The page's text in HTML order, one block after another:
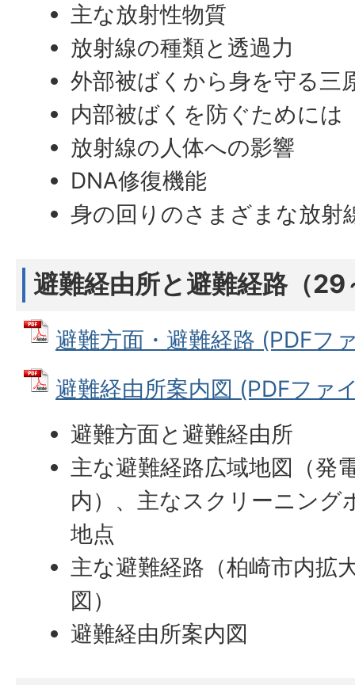
主な放射性物質
放射線の種類と透過力
外部被ばくから身を守る三
内部被ばくを防ぐためには
放射線の人体への影響
DNA修復機能
身の回りのさまざまな放射
避難経由所と避難経路（
避難方面・避難経路 (PDFフ
避難経由所案内図 (PDFファ
避難方面と避難経由所
主な避難経路広域地図（発
内）、主なスクリーニング
地点
主な避難経路（柏崎市内拡
図）
避難経由所案内図